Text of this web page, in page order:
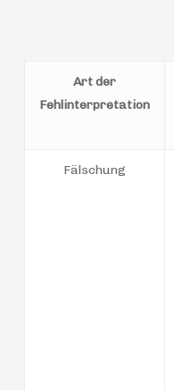
Art der
Fehlinterpretation
Fälschung